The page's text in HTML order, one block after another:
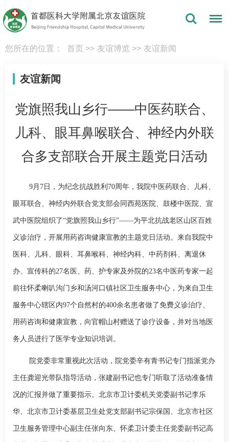
您所在的位置： 首页 >> 友谊博览 >> 友谊新闻
友谊新闻
党旗照我山乡行——中医药联合、
儿科、眼耳鼻喉联合、神经内外联
合多支部联合开展主题党日活动
9月 7 日，为纪念抗战胜利 70周年，我院中医药联合、 儿科、
眼耳联合、神经内外联合党支部会同西苑医院、鼓楼中医院、宣
武中医院组织了“党旗照我山乡行”——为平北抗战老区山区百姓
义诊治疗，开展用药咨询健康宣教的主题党日活动。来自我院中
医科、 儿科、 眼科、 耳鼻喉科、 神经内科、中药剂科、离退休
办、宣传科的27名医、药、护专家及外院的23名中医药专家一起
前往怀柔喇叭沟门乡和汤河口镇社区卫生服务中心，为来自卫生
服务中心辖区内97个自然村的400余名患者做了免费义诊治疗、
用药咨询和健康宣教，向官帽山村赠送了诊疗设备，并对当地医
务人员进行了医学专业知识培训。
院党委非常重视此次活动，院党委辛有青书记专门指派党办
主任龚迎光带队指导活动，张建副书记也专门听取了活动准备情
况的汇报并做了重要指示。北京市卫计委机关党委副书记李乐
华、北京市卫计委基层卫生处党支部副书记宗保国、北京市社区
卫生服务管理中心副主任张向东、怀柔卫计委主任党委副书记高